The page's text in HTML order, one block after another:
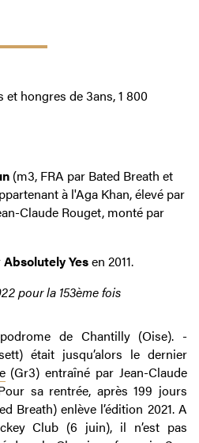
hongres de 3ans, 1 800
(m3, FRA par Bated Breath et
à l'Aga Khan, élevé par
Claude Rouget, monté par
Absolutely Yesen 2011.
pour la 153ème fois
de Chantilly (Oise). -
était jusqu’alors le dernier
(Gr3) entraîné par Jean-Claude
sa rentrée, après 199 jours
Breath) enlève l’édition 2021. A
Club (6 juin), il n’est pas